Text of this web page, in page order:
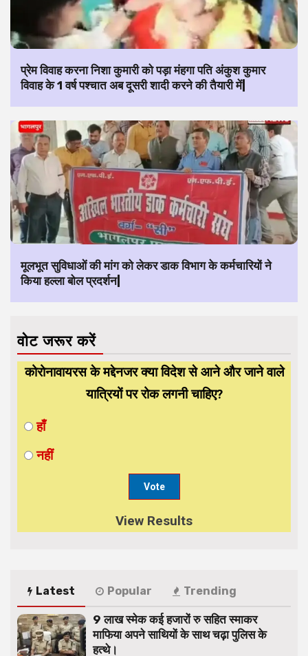
प्रेम विवाह करना निशा कुमारी को पड़ा मंहगा पति अंकुश कुमार
विवाह के 1 वर्ष पश्चात अब दूसरी शादी करने की तैयारी में|
मूलभूत सुविधाओं की मांग को लेकर डाक विभाग के कर्मचारियों ने
किया हल्ला बोल प्रदर्शन|
वोट जरूर करें
कोरोनावायरस के मद्देनजर क्या विदेश से आने और जाने वाले
यात्रियों पर रोक लगनी चाहिए?
हाँ
नहीं
View Results
Latest Popular Trending
9 लाख स्मेक कई हजारों रु सहित स्माकर
माफिया अपने साथियों के साथ चढ़ा पुलिस के
हत्थे।